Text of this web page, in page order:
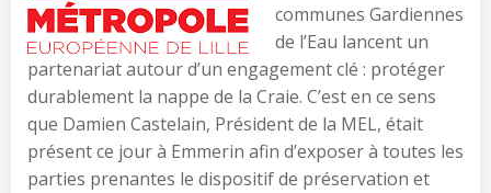
communes Gardiennes
de l’Eau lancent un
partenariat autour d’un engagement clé : protéger
durablement la nappe de la Craie. C’est en ce sens
que Damien Castelain, Président de la MEL, était
présent ce jour à Emmerin afin d’exposer à toutes les
parties prenantes le dispositif de préservation et